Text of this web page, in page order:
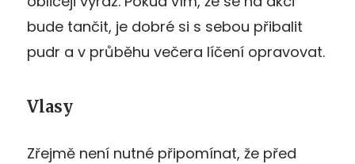
bude tančit, je dobré si s sebou přibalit
pudr a v průběhu večera líčení opravovat.
Vlasy
Zřejmě není nutné připomínat, že před